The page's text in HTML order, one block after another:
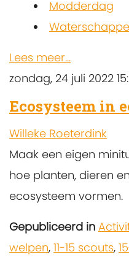
Modderdag
Lees meer...
zondag, 24 juli 2022
Ecosysteem in
Willeke Roeterdink
Maak een eigen
hoe planten, dieren
ecosysteem vormen.
Gepubliceerd in
welpen, 11-15 scouts,